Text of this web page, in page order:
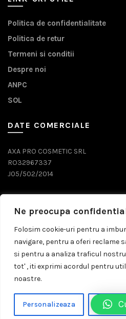
Ne preocupa
Folosim cookie-uri pentru a
navigare, pentru a oferi reclame
si pentru a analiza traficul
tot' , iti exprimi acordul pentru
noastre.
Personalizeaza
Politica de confidentialitate
Politica de retur
Termeni si conditii
Despre noi
ANPC
SOL
DATE COMERCIALE
AXA PRO COSMETIC SRL
RO32967337
J05/502/2014
0743 071 579
comenzi@prosalon.ro
Prosalon.ro |
Timisoara
. All